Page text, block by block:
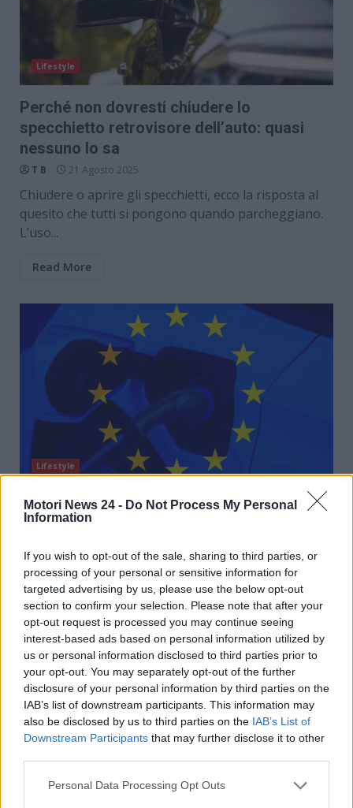
Motori News 24 - Do Not Process My Personal
Information
If you wish to opt-out of the sale, sharing to third parties, or
processing of your personal or sensitive information for
targeted advertising by us, please use the below opt-out
section to confirm your selection. Please note that after your
opt-out request is processed you may continue seeing
interest-based ads based on personal information utilized by
us or personal information disclosed to third parties prior to
your opt-out. You may separately opt-out of the further
disclosure of your personal information by third parties on the
IAB’s list of downstream participants. This information may
also be disclosed by us to third parties on the IAB’s List of
Downstream Participants that may further disclose it to other
Personal Data Processing Opt Outs
Lifestyle
Perché non dovresti chiudere lo
specchietto retrovisore dell’auto: quasi
nessuno lo sa
T B 21 Agosto 2025
Chiudere o aprire gli specchietti, ecco la risposta al
quesito che tutti si pongono quando parcheggiano.
L’uso...
Read More
Lifestyle
Mobilità elettrica, pesante attacco della
Commissione UE all’Italia: ora il rischio è
altissimo
T B 20 Agosto 2025
La Commissione UE ha ammonito il nostro Paese
sulla mobilità elettrica. L’obiettivo è quello di colmare
il...
Read More